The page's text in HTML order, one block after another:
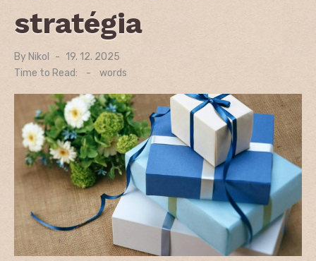
stratégia
By Nikol
Posted
on
19. 12. 2025
Time to Read:
- words